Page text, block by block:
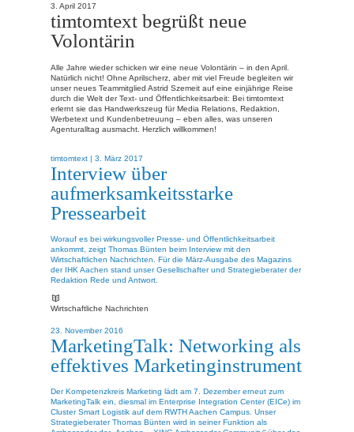
3. April 2017
timtomtext begrüßt neue
Volontärin
Alle Jahre wieder schicken wir eine neue Volontärin – in den April.
Natürlich nicht! Ohne Aprilscherz, aber mit viel Freude begleiten wir
unser neues Teammitglied Astrid Szemeit auf eine einjährige Reise
durch die Welt der Text- und Öffentlichkeitsarbeit: Bei timtomtext
erlernt sie das Handwerkszeug für Media Relations, Redaktion,
Werbetext und Kundenbetreuung – eben alles, was unseren
Agenturalltag ausmacht. Herzlich willkommen!
timtomtext | 3. März 2017
Interview über
aufmerksamkeitsstarke
Pressearbeit
Worauf es bei wirkungsvoller Presse- und Öffentlichkeitsarbeit
ankommt, zeigt Thomas Bünten beim Interview mit den
Wirtschaftlichen Nachrichten. Für die März-Ausgabe des Magazins
der IHK Aachen stand unser Gesellschafter und Strategieberater der
Redaktion Rede und Antwort.
Wirtschaftliche Nachrichten
23. November 2016
MarketingTalk: Networking als
effektives Marketinginstrument
Der Kompetenzkreis Marketing lädt am 7. Dezember erneut zum
MarketingTalk ein, diesmal im Enterprise Integration Center (EICe) im
Cluster Smart Logistik auf dem RWTH Aachen Campus. Unser
Strategieberater Thomas Bünten wird in seiner Funktion als